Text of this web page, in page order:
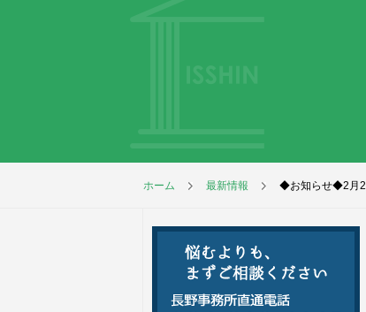
ホーム 最新情報 ◆お知らせ◆2月